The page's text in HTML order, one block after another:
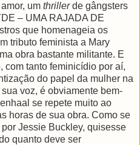
um thrillerde gângsters
– UMA RAJADA DE
que homenageia os
tributo feminista a Mary
obra bastante militante. E
com tanto feminicídio por aí,
do papel da mulher na
voz, é obviamente bem-
se repete muito ao
horas de sua obra. Como se
Jessie Buckley, quisesse
quanto deve ser